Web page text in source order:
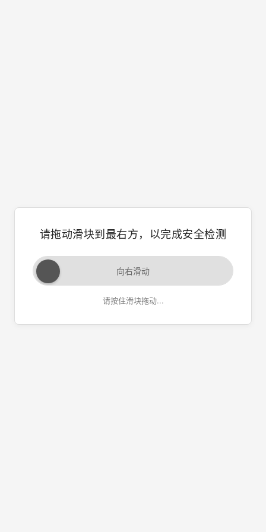
请拖动滑块到最右方，以完成安全检测
向右滑动
请按住滑块拖动...